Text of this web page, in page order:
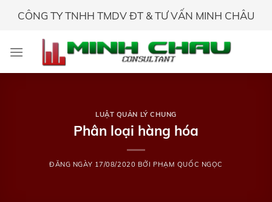
CÔNG TY TNHH TMDV ĐT & TƯ VẤN MINH CHÂU
LUẬT QUẢN LÝ CHUNG
Phân loại hàng hóa
ĐĂNG NGÀY 17/08/2020 BỞI PHẠM QUỐC NGỌC